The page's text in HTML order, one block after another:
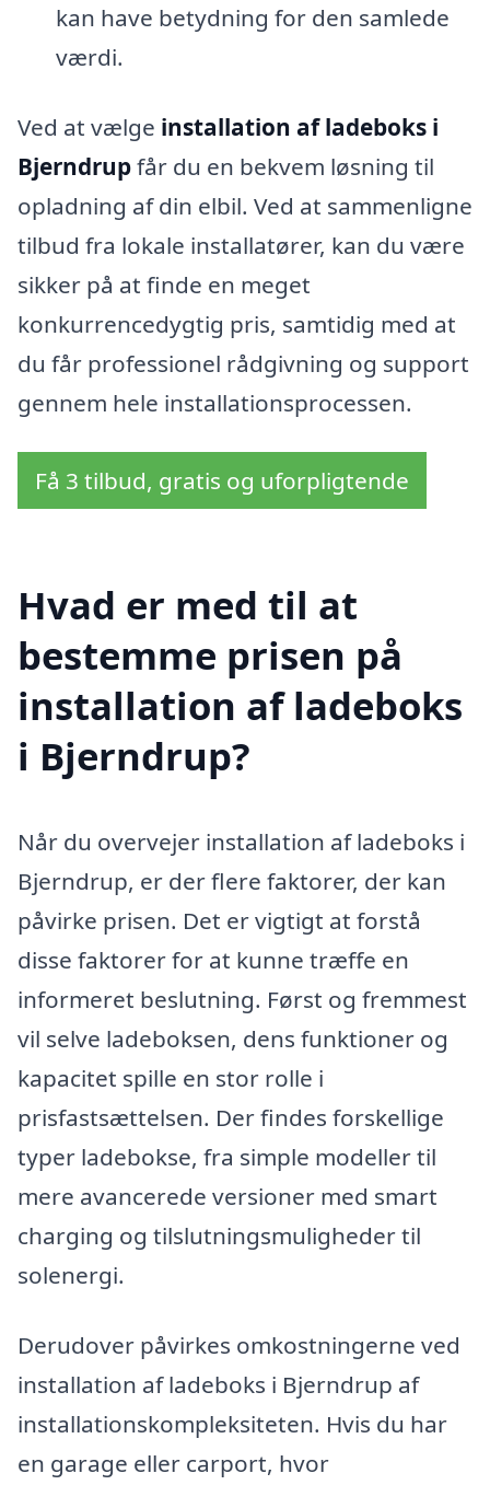
kan have betydning for den samlede
værdi.
Ved at vælge installation af ladeboks i
Bjerndrupfår du en bekvem løsning til
opladning af din elbil. Ved at sammenligne
tilbud fra lokale installatører, kan du være
sikker på at finde en meget
konkurrencedygtig pris, samtidig med at
du får professionel rådgivning og support
gennem hele installationsprocessen.
Få 3 tilbud, gratis og uforpligtende
Hvad er med til at
bestemme prisen på
installation af ladeboks
i Bjerndrup?
Når du overvejer installation af ladeboks i
Bjerndrup, er der flere faktorer, der kan
påvirke prisen. Det er vigtigt at forstå
disse faktorer for at kunne træffe en
informeret beslutning. Først og fremmest
vil selve ladeboksen, dens funktioner og
kapacitet spille en stor rolle i
prisfastsættelsen. Der findes forskellige
typer ladebokse, fra simple modeller til
mere avancerede versioner med smart
charging og tilslutningsmuligheder til
solenergi.
Derudover påvirkes omkostningerne ved
installation af ladeboks i Bjerndrup af
installationskompleksiteten. Hvis du har
en garage eller carport, hvor